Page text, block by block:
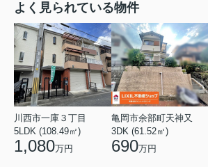
よく見られている物件
川西市一庫３丁目
5LDK (108.49㎡)
1,080万円
亀岡市余部町天神又
3DK (61.52㎡)
690万円